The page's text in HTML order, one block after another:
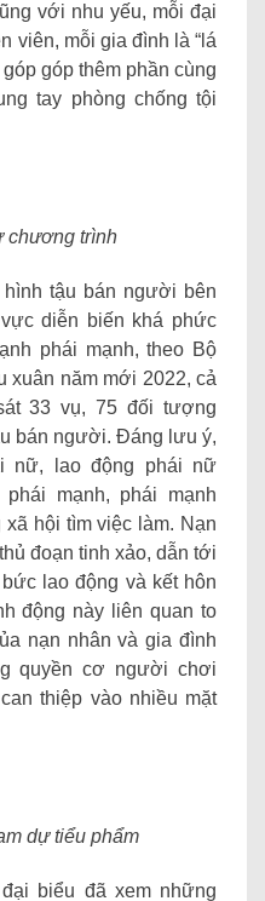
với nhu yếu, mỗi đại
viên, mỗi gia đình là “lá
góp thêm phần cùng
tay phòng chống tội
chương trình
tậu bán người bên
diễn biến khá phức
phái mạnh, theo Bộ
xuân năm mới 2022, cả
33 vụ, 75 đối tượng
bán người. Đáng lưu ý,
nữ, lao động phái nữ
mạnh, phái mạnh
hội tìm việc làm. Nạn
đoạn tinh xảo, dẫn tới
lao động và kết hôn
động này liên quan to
nạn nhân và gia đình
quyền cơ người chơi
thiệp vào nhiều mặt
dự tiểu phẩm
biểu đã xem những